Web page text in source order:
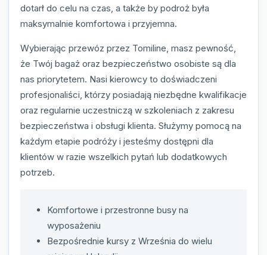
dotarł do celu na czas, a także by podroż była
maksymalnie komfortowa i przyjemna.
Wybierając przewóz przez Tomiline, masz pewność,
że Twój bagaż oraz bezpieczeństwo osobiste są dla
nas priorytetem. Nasi kierowcy to doświadczeni
profesjonaliści, którzy posiadają niezbędne kwalifikacje
oraz regularnie uczestniczą w szkoleniach z zakresu
bezpieczeństwa i obsługi klienta. Służymy pomocą na
każdym etapie podróży i jesteśmy dostępni dla
klientów w razie wszelkich pytań lub dodatkowych
potrzeb.
Komfortowe i przestronne busy na
wyposażeniu
Bezpośrednie kursy z Września do wielu